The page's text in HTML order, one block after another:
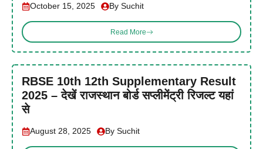
October 15, 2025 By Suchit
Read More
RBSE 10th 12th Supplementary Result
2025 – देखें राजस्थान बोर्ड सप्लीमेंट्री रिजल्ट यहां
से
August 28, 2025 By Suchit